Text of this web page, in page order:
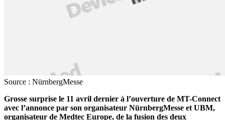
Source : NürnbergMesse
Grosse surprise le 11 avril dernier à l’ouverture de MT-Connect
avec l’annonce par son organisateur NürnbergMesse et UBM,
organisateur de Medtec Europe, de la fusion des deux